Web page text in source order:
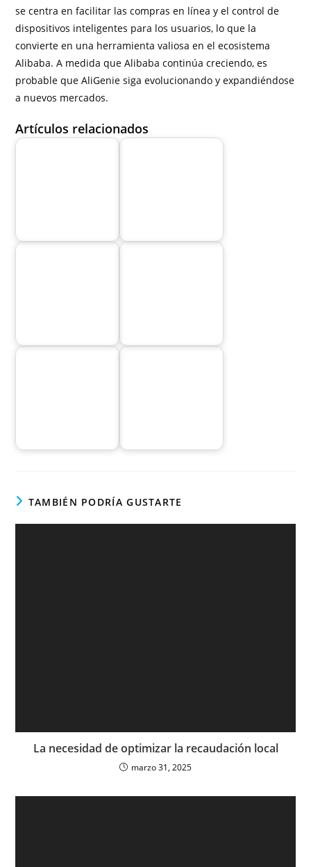
se centra en facilitar las compras en línea y el control de
dispositivos inteligentes para los usuarios, lo que la
convierte en una herramienta valiosa en el ecosistema
Alibaba. A medida que Alibaba continúa creciendo, es
probable que AliGenie siga evolucionando y expandiéndose
a nuevos mercados.
Artículos relacionados
TAMBIÉN PODRÍA GUSTARTE
La necesidad de optimizar la recaudación local
marzo 31, 2025